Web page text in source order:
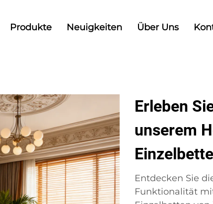
Produkte Neuigkeiten Über Uns
Erleben
unserem
Entdecken Sie
Funktionalität